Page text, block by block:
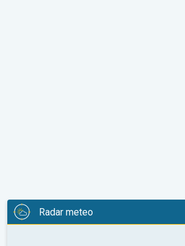
Radar meteo